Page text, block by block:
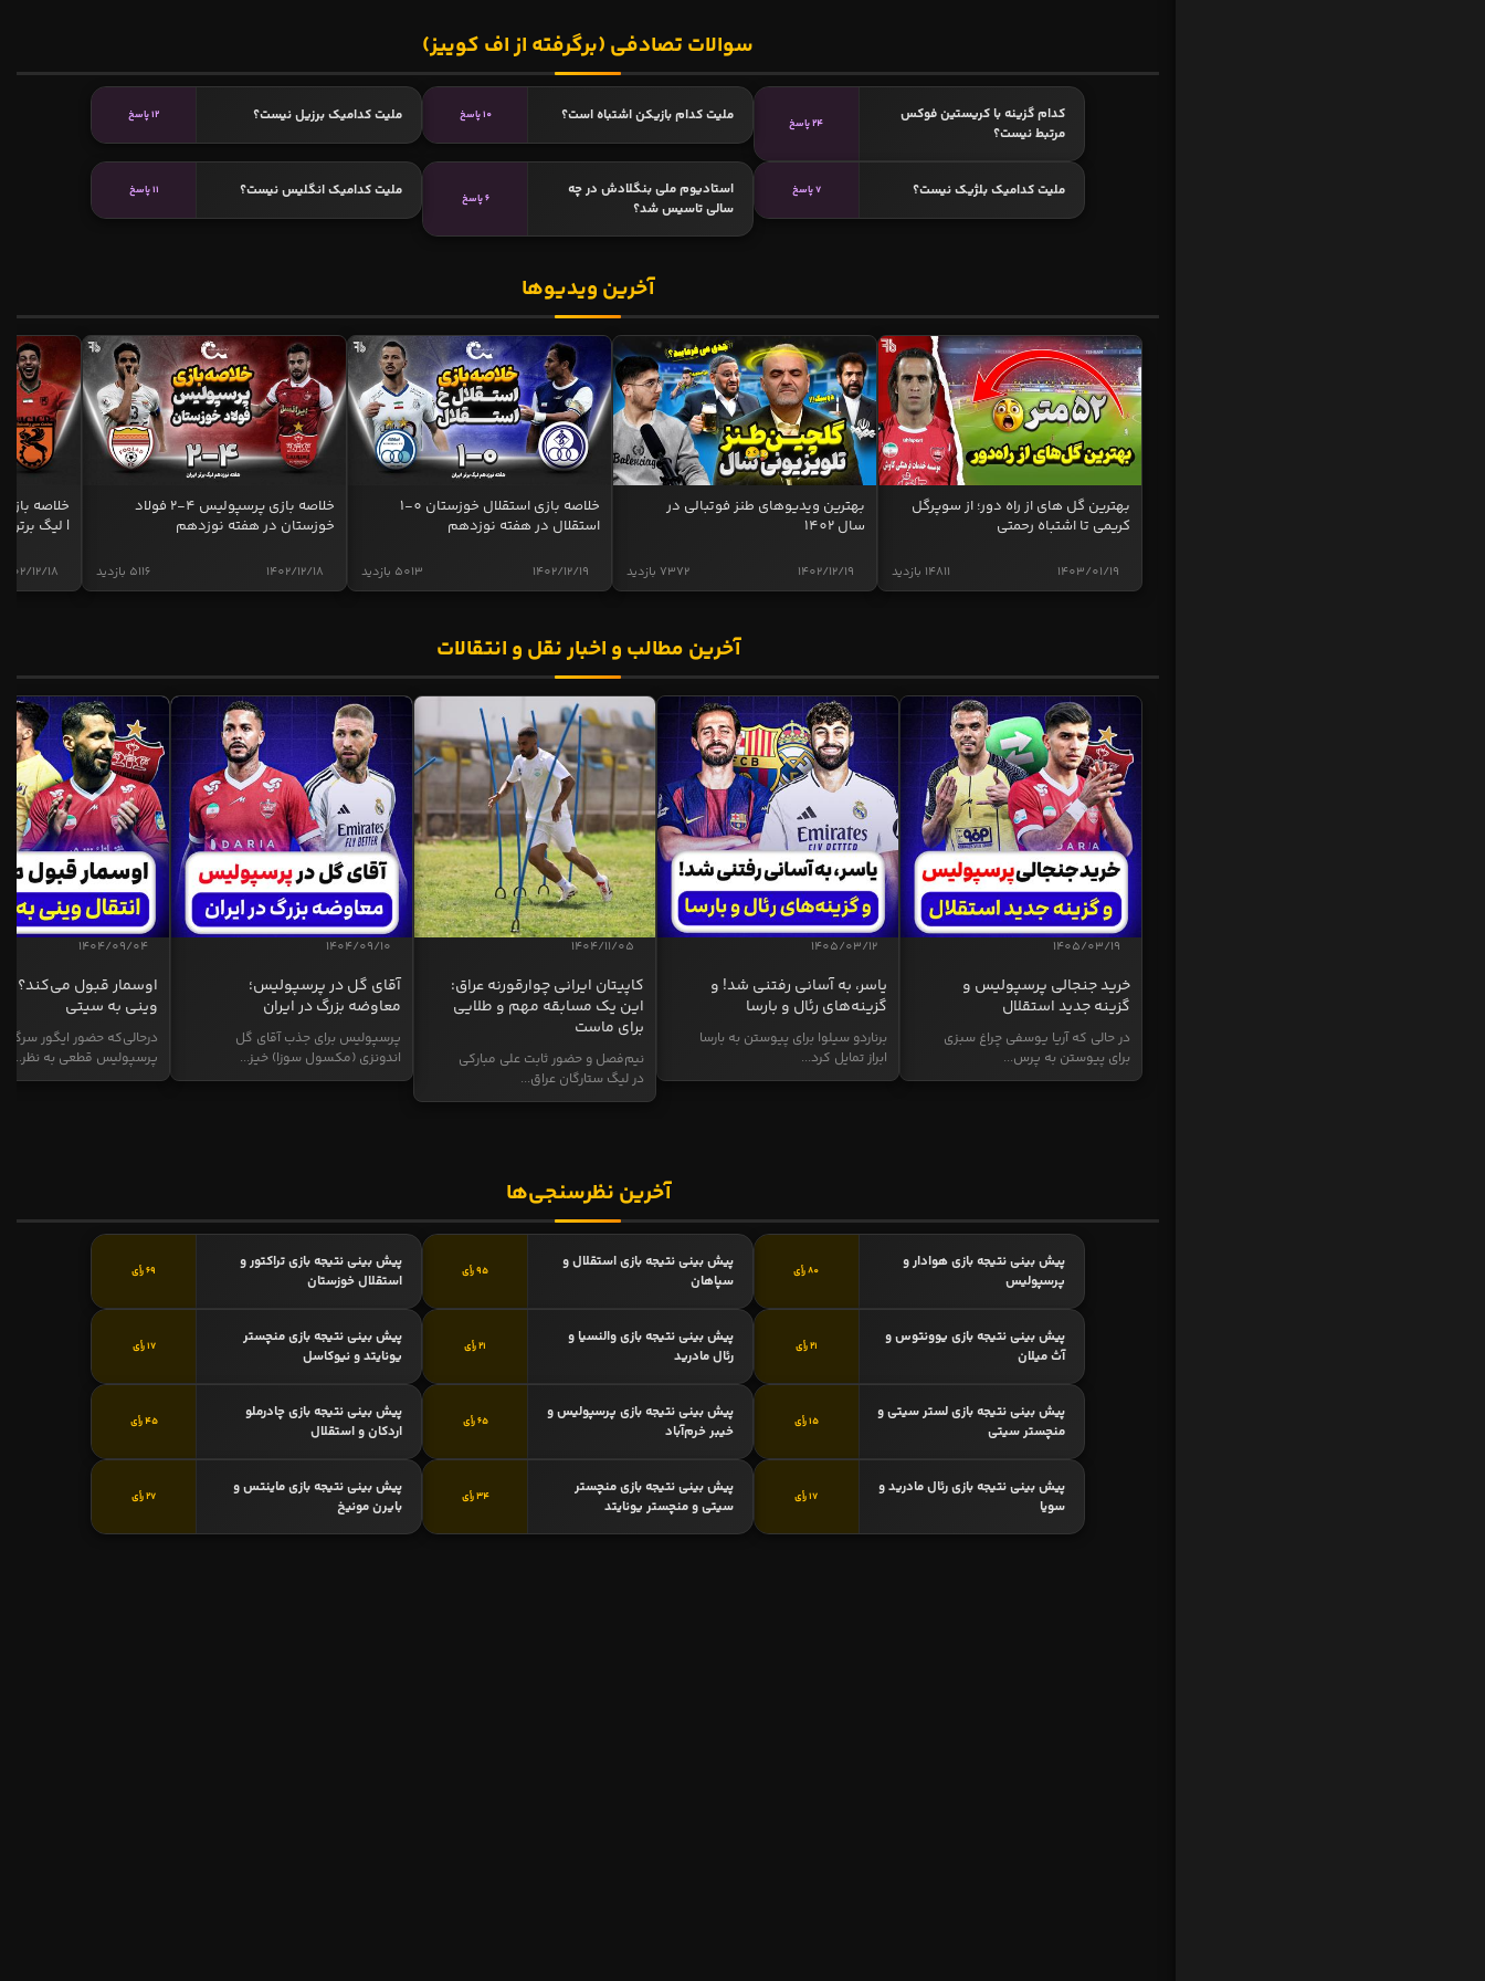
سوالات تصادفی (برگرفته از اف کوییز)
کدام گزینه با کریستین فوکس
مرتبط نیست؟
24 پاسخ ملیت کدام بازیکن اشتباه است؟ 10 پاسخ ملیت کدامیک برزیل نیست؟ 12 پاسخ
ملیت کدامیک بلژیک نیست؟ 7 پاسخ
استادیوم ملی بنگلادش در چه
سالی تاسیس شد؟
6 پاسخ ملیت کدامیک انگلیس نیست؟ 11 پاسخ
آخرین ویدیوها
بهترین گل های از راه دور؛ از سوپرگل
کریمی تا اشتباه رحمتی
14811 بازدید 1403/01/19
بهترین ویدیوهای طنز فوتبالی در
سال 1402
7372 بازدید 1402/12/19
خلاصه بازی استقلال خوزستان 0-1
استقلال در هفته نوزدهم
5013 بازدید 1402/12/19
خلاصه بازی پرسپولیس 4-2 فولاد
خوزستان در هفته نوزدهم
5116 بازدید 1402/12/18
| لیگ برتر
1402/12/18
آخرین مطالب و اخبار نقل و انتقالات
1405/03/19
خرید جنجالی پرسپولیس و
گزینه جدید استقلال
در حالی که آریا یوسفی چراغ سبزی
برای پیوستن به پرس...
1405/03/12
یاسر، به آسانی رفتنی شد! و
گزینه‌های رئال و بارسا
برناردو سیلوا برای پیوستن به بارسا
ابراز تمایل کرد...
1404/11/05
کاپیتان ایرانی چوارقورنه عراق:
این یک مسابقه مهم و طلایی
برای ماست
نیم‌فصل و حضور ثابت علی مبارکی
در لیگ ستارگان عراق...
1404/09/10
آقای گل در پرسپولیس؛
معاوضه بزرگ در ایران
پرسپولیس برای جذب آقای گل
اندونزی (مکسول سوزا) خیز...
1404/09/04
اوسمار قبول می‌کند؟
وینی به سیتی
درحالی‌که حضور ایگور
پرسپولیس قطعی به نظر...
آخرین نظرسنجی‌ها
پیش بینی نتیجه بازی هوادار و
پرسپولیس
80 رأی
پیش بینی نتیجه بازی استقلال و
سپاهان
95 رأی
پیش بینی نتیجه بازی تراکتور و
استقلال خوزستان
69 رأی
پیش بینی نتیجه بازی یوونتوس و
آث میلان
21 رأی
پیش بینی نتیجه بازی والنسیا و
رئال مادرید
21 رأی
پیش بینی نتیجه بازی منچستر
یونایتد و نیوکاسل
17 رأی
پیش بینی نتیجه بازی لستر سیتی و
منچستر سیتی
15 رأی
پیش بینی نتیجه بازی پرسپولیس و
خیبر خرم‌آباد
65 رأی
پیش بینی نتیجه بازی چادرملو
اردکان و استقلال
45 رأی
پیش بینی نتیجه بازی رئال مادرید و
سویا
17 رأی
پیش بینی نتیجه بازی منچستر
سیتی و منچستر یونایتد
34 رأی
پیش بینی نتیجه بازی ماینتس و
بایرن مونیخ
27 رأی